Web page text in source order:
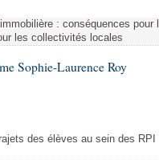
: conséquences
les collectivités locales
Sophie-Laurence Roy
des élèves au sein des